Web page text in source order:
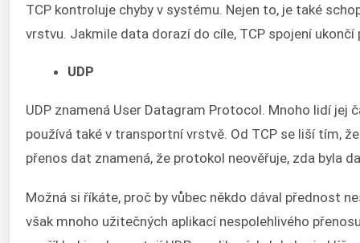
TCP kontroluje chyby v systému. Nejen to, je také
vrstvu. Jakmile data dorazí do cíle, TCP spojení
UDP
UDP znamená User Datagram Protocol. Mnoho lidí jej
používá také v transportní vrstvě. Od TCP se liší tím,
přenos dat znamená, že protokol neověřuje, zda byla
Možná si říkáte, proč by vůbec někdo dával přednost
však mnoho užitečných aplikací nespolehlivého